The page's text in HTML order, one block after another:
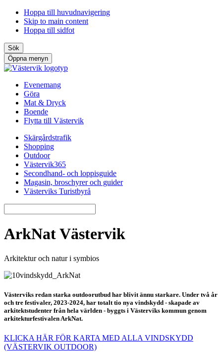
Hoppa till huvudnavigering
Skip to main content
Hoppa till sidfot
Sök
Öppna menyn
Evenemang
Göra
Mat & Dryck
Boende
Flytta till Västervik
Skärgårdstrafik
Shopping
Outdoor
Västervik365
Secondhand- och loppisguide
Magasin, broschyrer och guider
Västerviks Turistbyrå
ArkNat Västervik
Arkitektur och natur i symbios
Västerviks redan starka outdoorutbud har blivit ännu starkare. Under två år
och tre festivaler, 2023-2024, har totalt tio nya vindskydd - skapade av
arkitektstudenter från hela världen - byggts i Västerviks kommun genom
arkitekturfestivalen ArkNat.
KLICKA HÄR FÖR KARTA MED ALLA VINDSKYDD
(VÄSTERVIK OUTDOOR)